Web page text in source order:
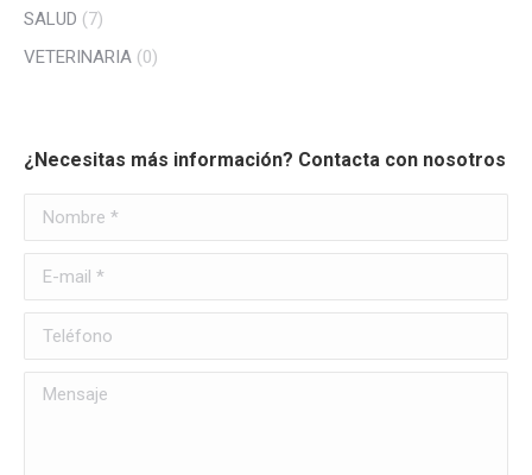
SALUD (7)
VETERINARIA (0)
¿Necesitas más información? Contacta con nosotros
Nombre *
E-mail *
Teléfono
Mensaje